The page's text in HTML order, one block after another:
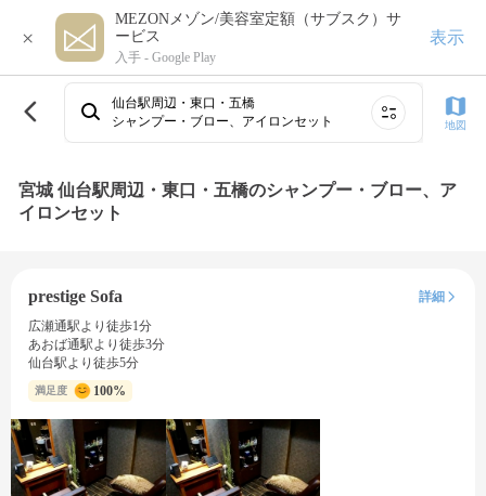
×
MEZONメゾン/美容室定額（サブスク）サ
ービス
入手 - Google Play
表示
仙台駅周辺・東口・五橋
シャンプー・ブロー、アイロンセット
地図
宮城 仙台駅周辺・東口・五橋のシャンプー・ブロー、ア
イロンセット
prestige Sofa
詳細
広瀬通駅より徒歩1分
あおば通駅より徒歩3分
仙台駅より徒歩5分
満足度 100%